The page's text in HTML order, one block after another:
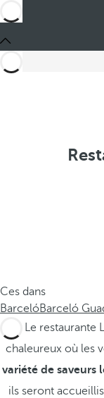
Ces dans
BarcelóBarceló
Le restaurante
chaleureux où les
variété de saveurs
ils seront